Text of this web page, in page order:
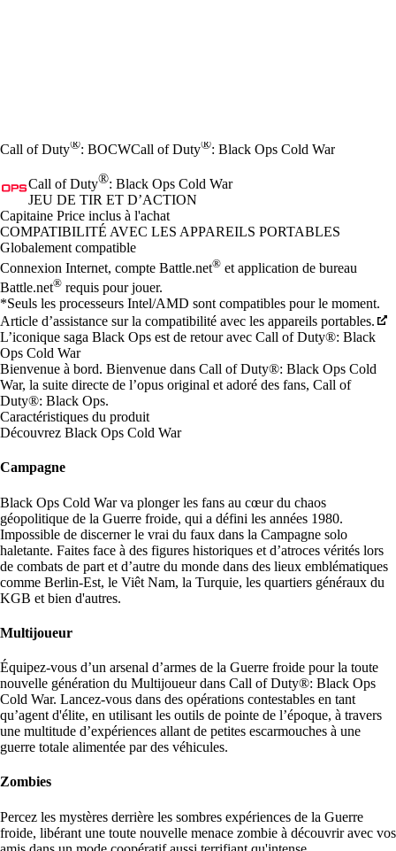
Call of Duty®: BOCWCall of Duty®: Black Ops Cold War
Call of Duty®: Black Ops Cold War
JEU DE TIR ET D’ACTION
Product Notification
Capitaine Price inclus à l'achat
Prix
Available actions
COMPATIBILITÉ AVEC LES APPAREILS PORTABLES
Globalement compatible
Connexion Internet, compte Battle.net® et application de bureau
Battle.net® requis pour jouer.
*Seuls les processeurs Intel/AMD sont compatibles pour le moment.
Article d’assistance sur la compatibilité avec les appareils portables.
L’iconique saga Black Ops est de retour avec Call of Duty®: Black
Ops Cold War
Bienvenue à bord. Bienvenue dans Call of Duty®: Black Ops Cold
War, la suite directe de l’opus original et adoré des fans, Call of
Duty®: Black Ops.
Caractéristiques du produit
Découvrez Black Ops Cold War
Campagne
Black Ops Cold War va plonger les fans au cœur du chaos
géopolitique de la Guerre froide, qui a défini les années 1980.
Impossible de discerner le vrai du faux dans la Campagne solo
haletante. Faites face à des figures historiques et d’atroces vérités lors
de combats de part et d’autre du monde dans des lieux emblématiques
comme Berlin-Est, le Viêt Nam, la Turquie, les quartiers généraux du
KGB et bien d'autres.
Multijoueur
Équipez-vous d’un arsenal d’armes de la Guerre froide pour la toute
nouvelle génération du Multijoueur dans Call of Duty®: Black Ops
Cold War. Lancez-vous dans des opérations contestables en tant
qu’agent d'élite, en utilisant les outils de pointe de l’époque, à travers
une multitude d’expériences allant de petites escarmouches à une
guerre totale alimentée par des véhicules.
Zombies
Percez les mystères derrière les sombres expériences de la Guerre
froide, libérant une toute nouvelle menace zombie à découvrir avec vos